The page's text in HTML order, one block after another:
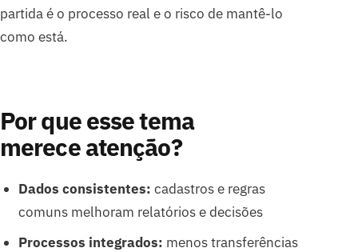
partida é o processo real e o risco de mantê-lo
como está.
Por que esse tema
merece atenção?
Dados consistentes: cadastros e regras
comuns melhoram relatórios e decisões
Processos integrados: menos transferências